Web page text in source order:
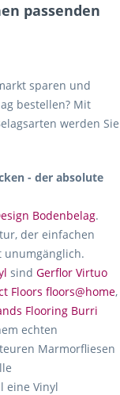
passenden
sparen und
bestellen? Mit
werden Sie
- der absolute
Bodenbelag.
der einfachen
unumgänglich.
sind Gerflor Virtuo
Floors floors@home,
Flooring Burri
echten
Marmorfliesen
eine Vinyl